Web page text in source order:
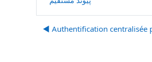
Authentification centralisée